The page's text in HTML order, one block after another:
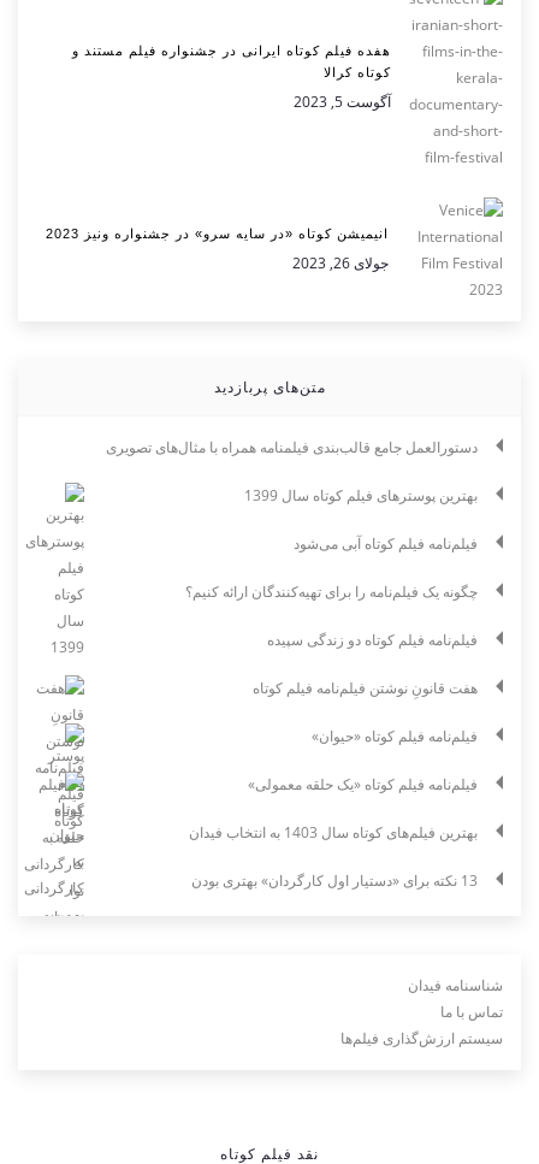
هفده فیلم کوتاه ایرانی در جشنواره فیلم مستند و
کوتاه کرالا
آگوست 5, 2023
انیمیشن کوتاه «در سایه سرو» در جشنواره ونیز 2023
جولای 26, 2023
متن‌های پربازدید
دستورالعمل جامع قالب‌بندی فیلمنامه همراه با مثال‌های تصویری
بهترین پوسترهای فیلم کوتاه سال 1399
فیلم‌نامه فیلم کوتاه آبی می‌شود
چگونه یک فیلم‌نامه را برای تهیه‌کنندگان ارائه کنیم؟
فیلم‌نامه فیلم کوتاه دو زندگی سپیده
هفت قانونِ نوشتن فیلم‌نامه فیلم کوتاه
فیلم‌نامه فیلم کوتاه «حیوان»
فیلم‌نامه فیلم کوتاه «یک حلقه معمولی»
بهترین فیلم‌های کوتاه سال 1403 به انتخاب فیدان
13 نکته برای «دستیار اول کارگردان» بهتری بودن
شناسنامه فیدان
تماس با ما
سیستم ارزش‌گذاری فیلم‌ها
نقد فیلم کوتاه